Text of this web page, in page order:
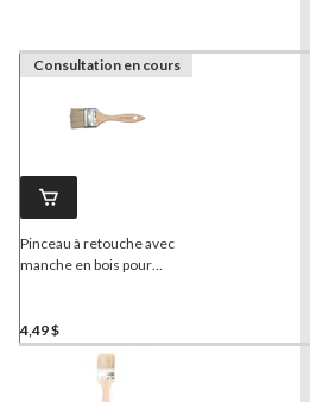
Consultation en cours
Pinceau à retouche avec
manche en bois pour
4,49 $